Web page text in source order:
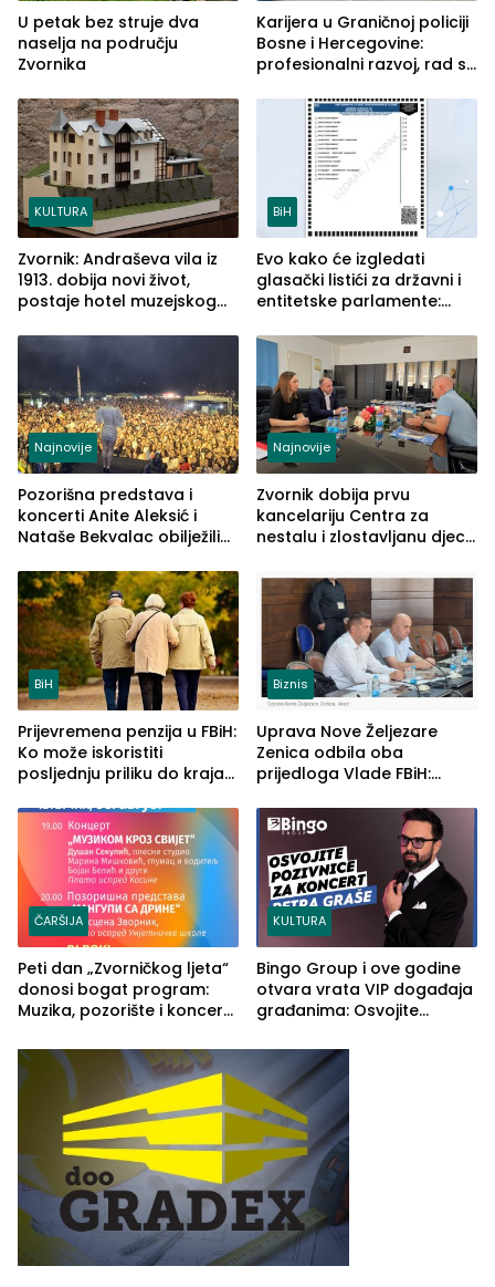
U petak bez struje dva
naselja na području
Zvornika
Karijera u Graničnoj policiji
Bosne i Hercegovine:
profesionalni razvoj, rad sa
služba građanima
KULTURA
Zvornik: Andraševa vila iz
1913. dobija novi život,
postaje hotel muzejskog
BiH
Evo kako će izgledati
glasački listići za državni i
entitetske parlamente:
vidljive na njima
Najnovije
Pozorišna predstava i
koncerti Anite Aleksić i
Nataše Bekvalac obilježili
ljeta (FOTO)
Najnovije
Zvornik dobija prvu
kancelariju Centra za
nestalu i zlostavljanu djecu
BiH
Prijevremena penzija u FBiH:
Ko može iskoristiti
posljednju priliku do kraja
Biznis
Uprava Nove Željezare
Zenica odbila oba
prijedloga Vlade FBiH:
rješenje
ČARŠIJA
Peti dan „Zvorničkog ljeta“
donosi bogat program:
Muzika, pozorište i koncert
KULTURA
Bingo Group i ove godine
otvara vrata VIP događaja
građanima: Osvojite
Graše